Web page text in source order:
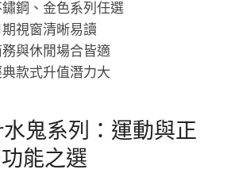
鋼、金色系列任選
視窗清晰易讀
與休閒場合皆適
款式升值潛力大
鬼系列：運動與正
能之選